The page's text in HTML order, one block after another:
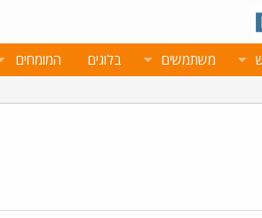
משתמשים בלוגים המומחים